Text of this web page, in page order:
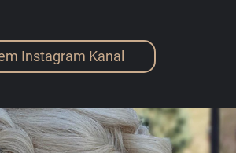
Instagram Kanal